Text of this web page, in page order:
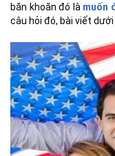
băn khoăn đó là muốn
câu hỏi đó, bài viết